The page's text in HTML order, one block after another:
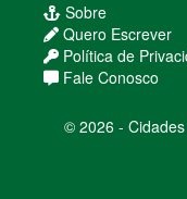
Usamos cookies
de navegação. Ao
Sobre
Quero Escrever
Política de
Fale Conosco
© 2026 -